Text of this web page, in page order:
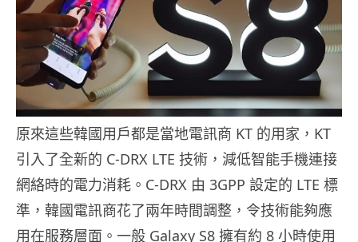
原來這些韓國用戶都是當地電訊商 KT 的用家，KT
引入了全新的 C-DRX LTE 技術，減低智能手機連接
網絡時的電力消耗。C-DRX 由 3GPP 設定的 LTE 標
準，韓國電訊商花了兩年時間調整，令技術能夠應
用在服務層面。一般 Galaxy S8 擁有約 8 小時使用